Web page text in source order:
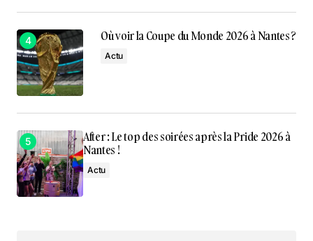
Où voir la Coupe du Monde 2026 à Nantes ?
Actu
After : Le top des soirées après la Pride 2026 à
Nantes !
Actu